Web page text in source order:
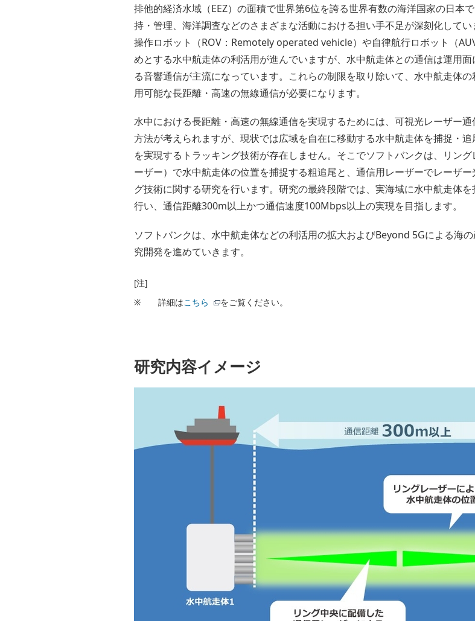
排他的経済水域（EEZ）の面積で世界第6位を誇る世界有数の海洋国家の日本
持・管理、海洋調査などのさまざまな活動における担い手不足が深刻化して
操作ロボット（ROV：Remotely operated vehicle）や自律航行ロボット（
めとする水中航走体の利活用が進んでいますが、水中航走体との通信は運用
る音響通信が主流になっています。これらの制限を取り除いて、水中航走体
用可能な長距離・高速の無線通信が必要になります。
水中における長距離・高速の無線通信を実現するためには、可視光レーザー
方法が考えられますが、現状では広域を自在に移動する水中航走体を捕捉・
を実現するトラッキング技術が存在しません。そこでソフトバンクは、リン
ーザー）で水中航走体の位置を捕捉する粗追尾と、通信用レーザーでレーザ
グ技術に関する研究を行います。研究の最終段階では、実海域に水中航走体
行い、通信距離300m以上かつ通信速度100Mbps以上の実現を目指します。
ソフトバンクは、水中航走体などの利活用の拡大およびBeyond 5Gによる海
究開発を進めていきます。
[注]
※
詳細はこちら をご覧ください。
研究内容イメージ